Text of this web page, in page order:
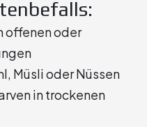
offenen oder
Müsli oder Nüssen
in trockenen